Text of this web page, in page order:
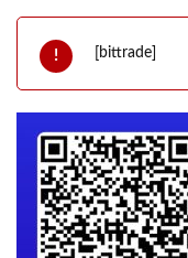
[bittrade]